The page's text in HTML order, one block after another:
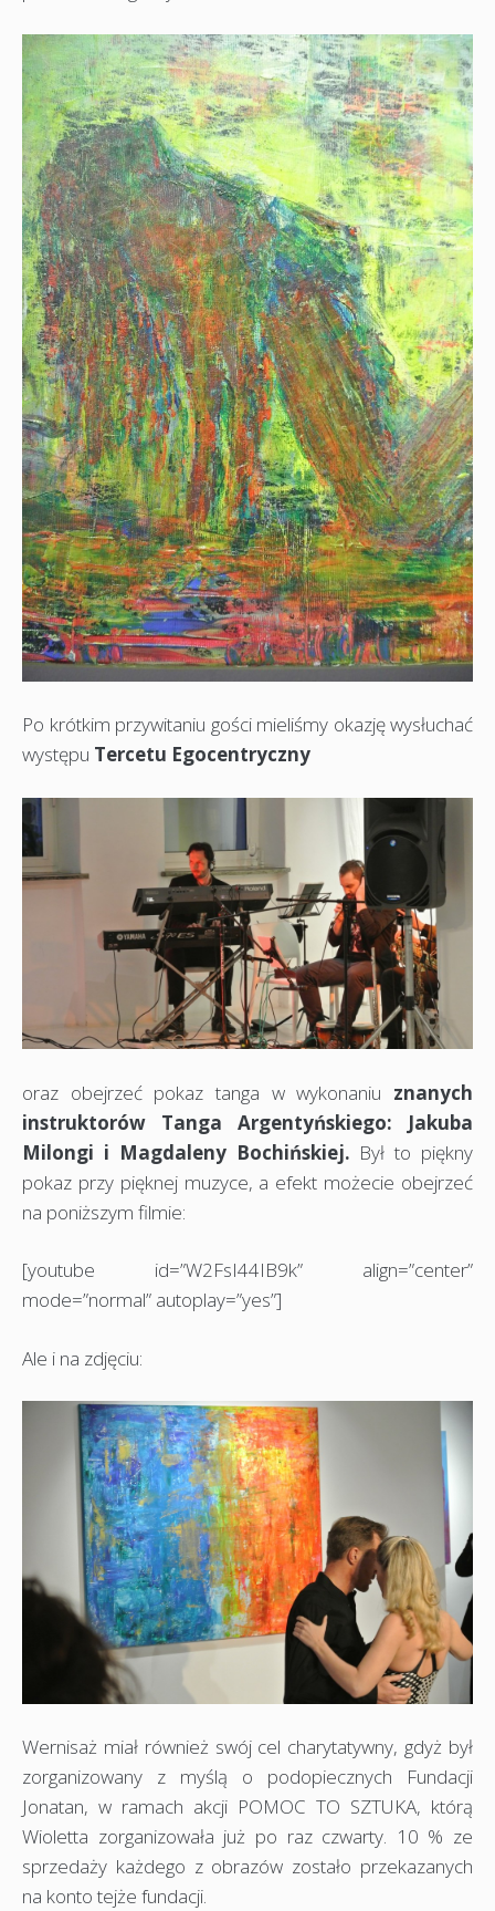
Po krótkim przywitaniu gości mieliśmy okazję wysłuchać
występu Tercetu Egocentryczny
oraz obejrzeć pokaz tanga w wykonaniu znanych
instruktorów Tanga Argentyńskiego: Jakuba
Milongi i Magdaleny Bochińskiej. Był to piękny
pokaz przy pięknej muzyce, a efekt możecie obejrzeć
na poniższym filmie:
[youtube id=”W2FsI44IB9k” align=”center”
mode=”normal” autoplay=”yes”]
Ale i na zdjęciu:
Wernisaż miał również swój cel charytatywny, gdyż był
zorganizowany z myślą o podopiecznych Fundacji
Jonatan, w ramach akcji POMOC TO SZTUKA, którą
Wioletta zorganizowała już po raz czwarty. 10 % ze
sprzedaży każdego z obrazów zostało przekazanych
na konto tejże fundacji.